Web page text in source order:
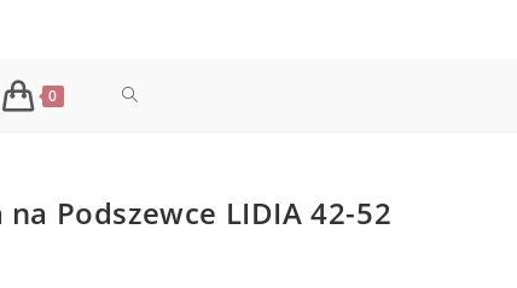
0 TOGGLE
Podszewce LIDIA 42-52